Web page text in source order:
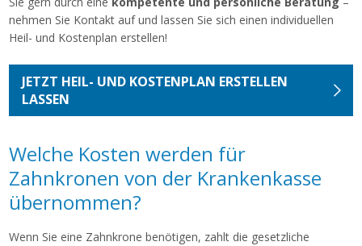
nehmen Sie Kontakt auf und lassen Sie sich einen individuellen
Heil- und Kostenplan erstellen!
JETZT HEIL- UND KOSTENPLAN ERSTELLEN
LASSEN
Welche Kosten werden für
Zahnkronen von der Krankenkasse
übernommen?
Wenn Sie eine Zahnkrone benötigen, zahlt die gesetzliche